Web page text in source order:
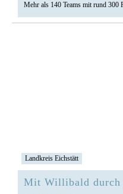
Mehr als 140 Teams mit rund 300
Landkreis Eichstätt
Mit Willibald durch